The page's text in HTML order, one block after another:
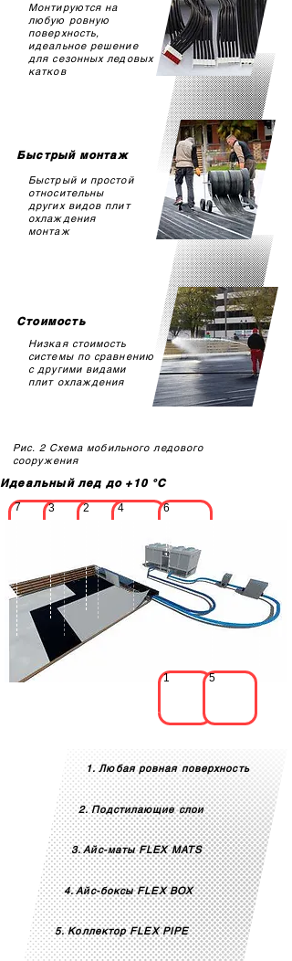
Быстрый монтаж
Низкая стоимость
системы по сравнению
с другими видами
плит охлаждения
Быстрый и простой
относительны
других видов плит
охлаждения
монтаж
Монтируются на
любую ровную
поверхность,
идеальное решение
для сезонных ледовых
катков
Стоимость
Рис. 2 Схема мобильного ледового
сооружения
Идеальный лед до +10 °С
7 3 2 4 6
1 5
1. Любая ровная поверхность
2. Подстилающие слои
3. Айс-маты FLEX MATS
4. Айс-боксы FLEX BOX
5. Коллектор FLEX PIPE